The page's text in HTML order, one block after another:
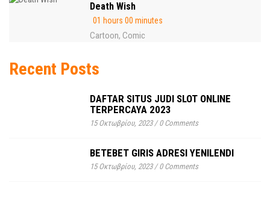
Death Wish
01 hours 00 minutes
Cartoon, Comic
Recent Posts
DAFTAR SITUS JUDI SLOT ONLINE
TERPERCAYA 2023
15 Οκτωβρίου, 2023/0 Comments
BETEBET GIRIS ADRESI YENILENDI
15 Οκτωβρίου, 2023/0 Comments